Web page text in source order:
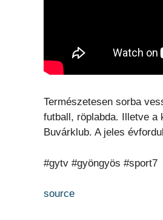
Természetesen sorba
futball, röplabda. Illetve a
Buvárklub. A jeles
#gytv #gyöngyös #sport7
source